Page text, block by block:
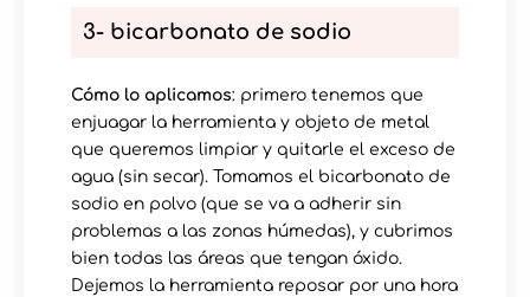
3- bicarbonato de sodio
Cómo lo aplicamos: primero tenemos que
enjuagar la herramienta y objeto de metal
que queremos limpiar y quitarle el exceso de
agua (sin secar). Tomamos el bicarbonato de
sodio en polvo (que se va a adherir sin
problemas a las zonas húmedas), y cubrimos
bien todas las áreas que tengan óxido.
Dejemos la herramienta reposar por una hora